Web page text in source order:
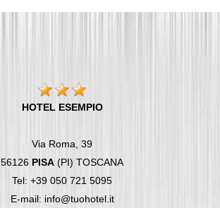
HOTEL ESEMPIO
Via Roma, 39
56126 PISA (PI) TOSCANA
Tel: +39 050 721 5095
E-mail: info@tuohotel.it